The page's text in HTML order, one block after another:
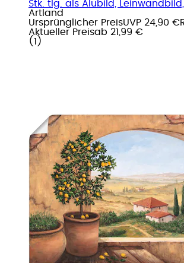
Stk. tlg. als Alubild,
Artland
Ursprünglicher PreisUVP 24,90 €
Aktueller Preisab 21,99 €
( 1 )